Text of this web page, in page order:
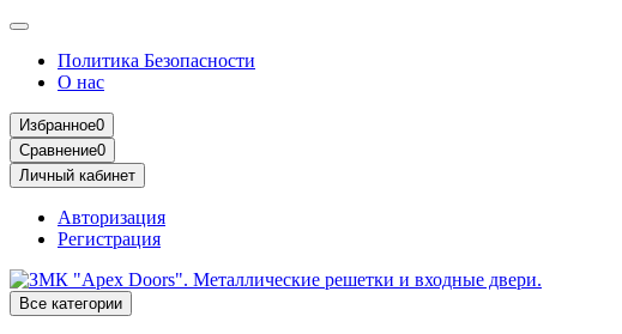
Политика Безопасности
О нас
Избранное0
Сравнение0
Личный кабинет
Авторизация
Регистрация
Все категории